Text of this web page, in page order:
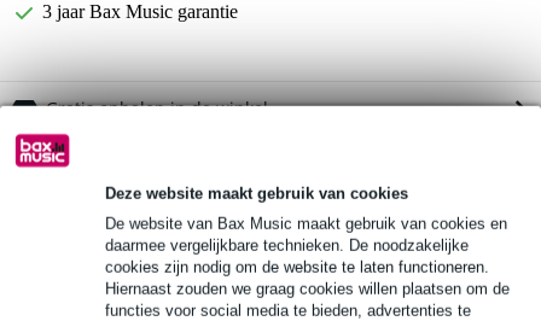
Deze website maakt gebruik van cookies
De website van Bax Music maakt gebruik van cookies en
daarmee vergelijkbare technieken. De noodzakelijke
cookies zijn nodig om de website te laten functioneren.
Hiernaast zouden we graag cookies willen plaatsen om de
functies voor social media te bieden, advertenties te
3 jaar Bax Music garantie
Gratis ophalen in de winkel
Productinformatie
Devine PRO 1000
budget-hoofdtelefoon, gericht op voorbeluistering
tevens geschikt voor beginnende DJ's of niet-veeleisende
toepassingen